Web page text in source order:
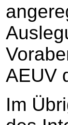
AEUV
Im